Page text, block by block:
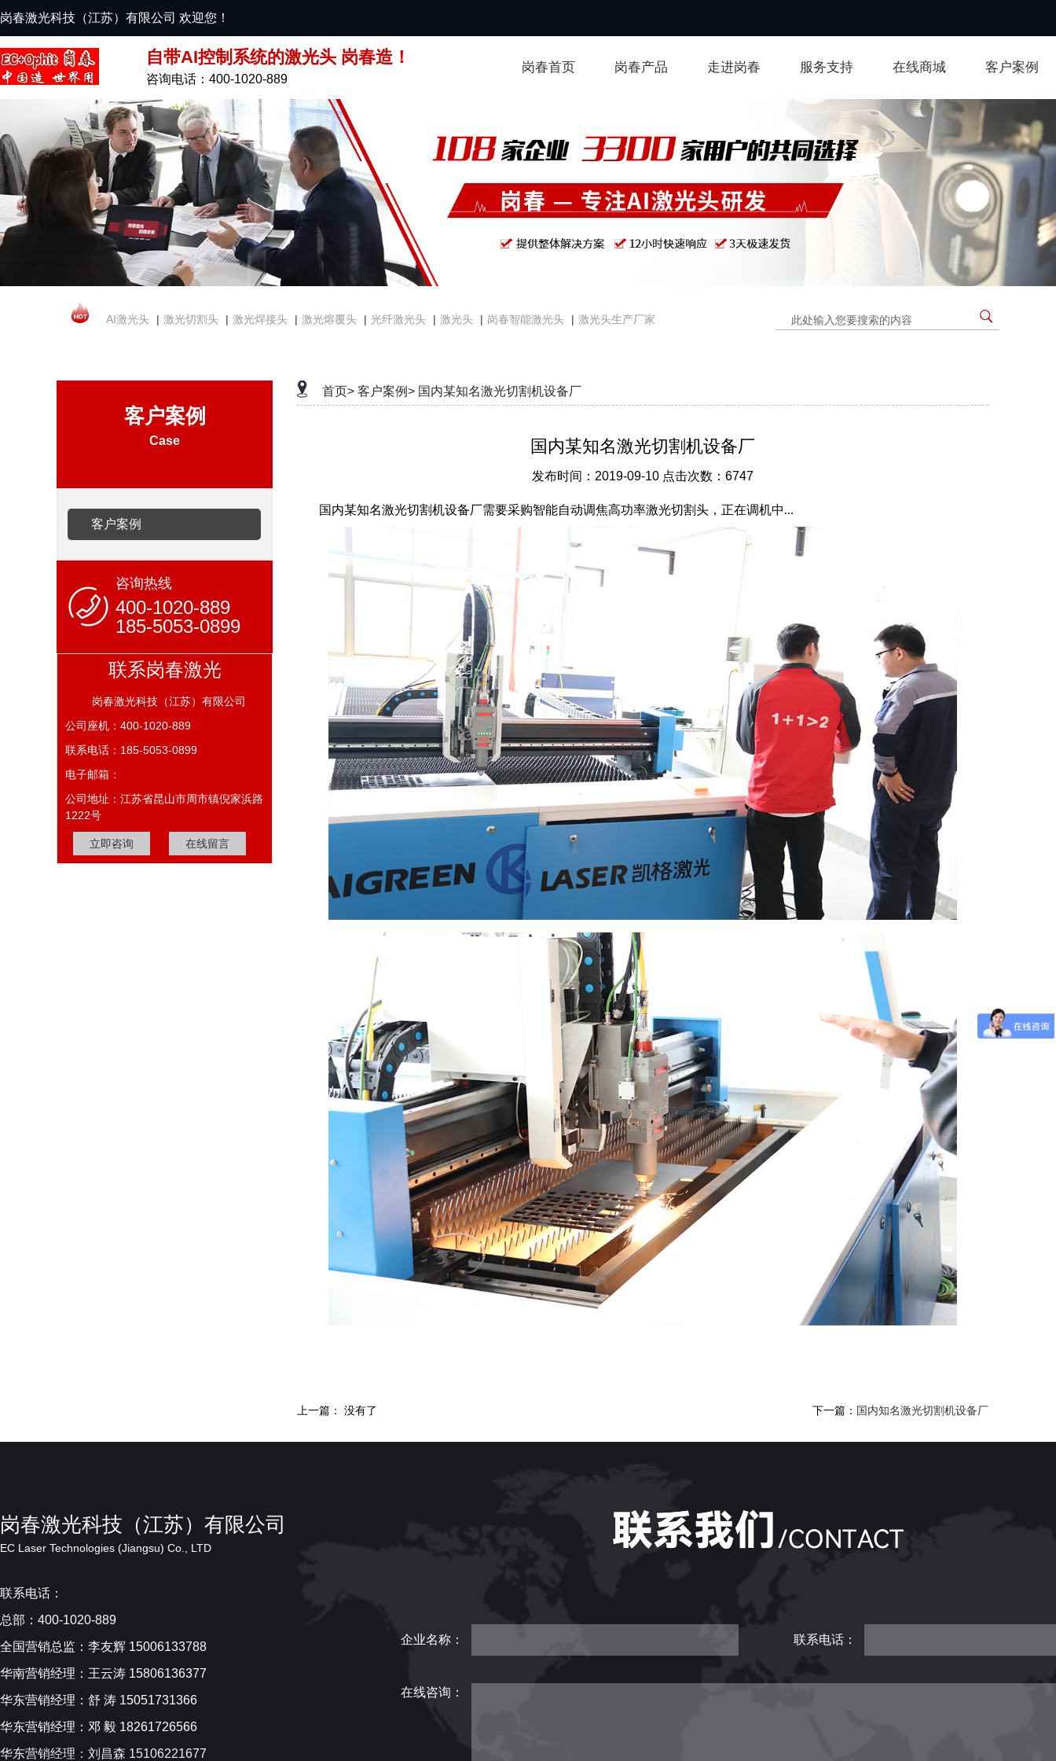
岗春激光科技（江苏）有限公司 欢迎您！
自带AI控制系统的激光头 岗春造！
咨询电话：400-1020-889
岗春首页 岗春产品 走进岗春 服务支持 在线商城 客户案例
AI激光头 | 激光切割头 | 激光焊接头 | 激光熔覆头 | 光纤激光头 | 激光头 | 岗春智能激光头 | 激光头生产厂家
客户案例
Case
客户案例
咨询热线
400-1020-889
185-5053-0899
联系岗春激光
岗春激光科技（江苏）有限公司
公司座机：400-1020-889
联系电话：185-5053-0899
电子邮箱：
公司地址：江苏省昆山市周市镇倪家浜路
1222号
立即咨询 在线留言
首页> 客户案例> 国内某知名激光切割机设备厂
国内某知名激光切割机设备厂
发布时间：2019-09-10 点击次数：6747
国内某知名激光切割机设备厂需要采购智能自动调焦高功率激光切割头，正在调机中...
上一篇： 没有了 下一篇： 国内知名激光切割机设备厂
岗春激光科技（江苏）有限公司
EC Laser Technologies (Jiangsu) Co., LTD
联系电话：
总部：400-1020-889
全国营销总监：李友辉 15006133788
华南营销经理：王云涛 15806136377
华东营销经理：舒 涛 15051731366
华东营销经理：邓 毅 18261726566
华东营销经理：刘昌森 15106221677
企业名称： 联系电话：
在线咨询：